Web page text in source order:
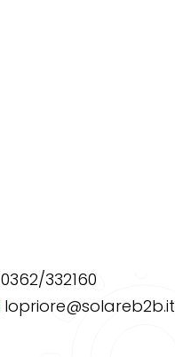
0362/332160
lopriore@solareb2b.it